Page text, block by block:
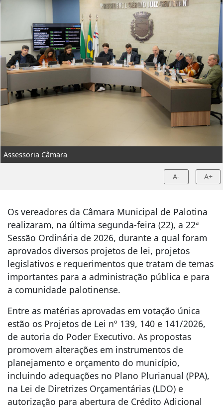
Assessoria Câmara
A- A+
Os vereadores da Câmara Municipal de Palotina
realizaram, na última segunda-feira (22), a 22ª
Sessão Ordinária de 2026, durante a qual foram
aprovados diversos projetos de lei, projetos
legislativos e requerimentos que tratam de temas
importantes para a administração pública e para
a comunidade palotinense.
Entre as matérias aprovadas em votação única
estão os Projetos de Lei nº 139, 140 e 141/2026,
de autoria do Poder Executivo. As propostas
promovem alterações em instrumentos de
planejamento e orçamento do município,
incluindo adequações no Plano Plurianual (PPA),
na Lei de Diretrizes Orçamentárias (LDO) e
autorização para abertura de Crédito Adicional